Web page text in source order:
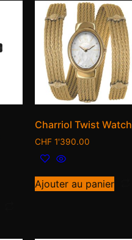
Charriol Twist Watch
CHF 1'390.00
Ajouter au panier